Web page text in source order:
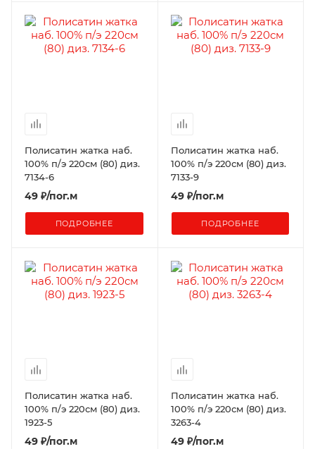
Полисатин жатка наб.
100% п/э 220см (80) диз.
7134-6
49 ₽/пог.м
ПОДРОБНЕЕ
Полисатин жатка наб.
100% п/э 220см (80) диз.
7133-9
49₽/пог.м
ПОДРОБНЕЕ
Полисатин жатка наб.
100% п/э 220см (80) диз.
1923-5
49 ₽/пог.м
Полисатин жатка наб.
100% п/э 220см (80) диз.
3263-4
49₽/пог.м